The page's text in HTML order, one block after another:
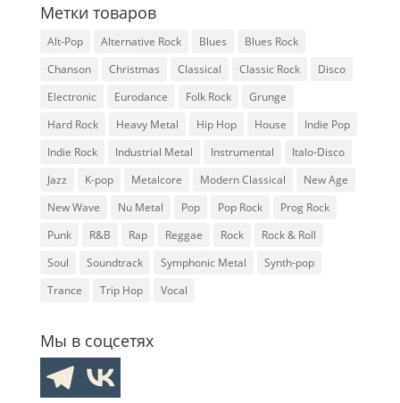
Метки товаров
Alt-Pop Alternative Rock Blues
Blues Rock
Chanson
Christmas Classical Classic Rock
Disco
Electronic
Eurodance Folk Rock
Grunge
Hard Rock
Heavy Metal Hip Hop House
Indie Pop
Indie Rock
Industrial Metal Instrumental
Italo-Disco
Jazz
K-pop Metalcore Modern Classical
New Age
New Wave
Nu Metal Pop Pop Rock
Prog Rock
Punk
R&B Rap Reggae Rock
Rock & Roll
Soul
Soundtrack Symphonic Metal
Synth-pop
Trance
Trip Hop Vocal
Мы в соцсетях